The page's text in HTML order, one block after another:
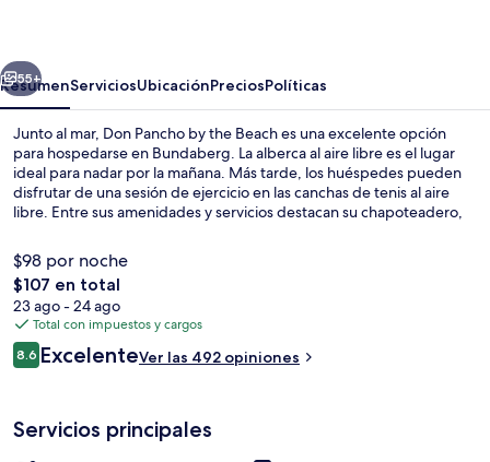
Beach
Siguiente
55+
ResumenServiciosUbicaciónPreciosPolíticas
Junto al mar, Don Pancho by the Beach es una excelente opción
para hospedarse en Bundaberg. La alberca al aire libre es el lugar
ideal para nadar por la mañana. Más tarde, los huéspedes pueden
disfrutar de una sesión de ejercicio en las canchas de tenis al aire
libre. Entre sus amenidades y servicios destacan su chapoteadero,
amable.
$98 por noche
El
precio
total
es
de
$107 en total
23 ago - 24 ago
Total con impuestos y cargos
Opiniones
8.68.6 de 10,
ExcelenteVer las 492 opiniones
Servicios principales